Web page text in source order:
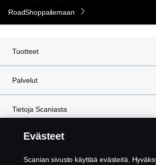
RoadShoppailemaan
Tuotteet
Palvelut
Tietoja Scaniasta
Evästeet
Scanian sivusto käyttää evästeitä.